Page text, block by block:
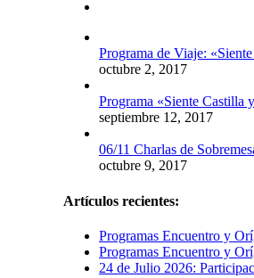
Programa de Viaje:
octubre 2, 2017
Programa «Siente Castilla
septiembre 12, 2017
06/11 Charlas de
octubre 9, 2017
Artículos recientes:
Programas Encuentro y
Programas Encuentro y
24 de Julio 2026: